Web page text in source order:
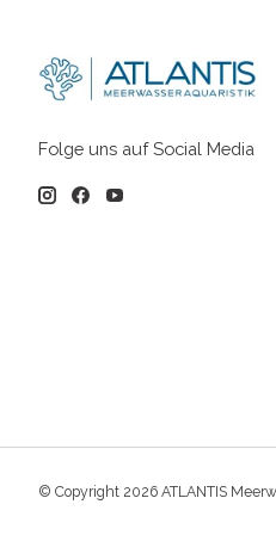
Folge uns auf Social Media
© Copyright 2026 ATLANTIS